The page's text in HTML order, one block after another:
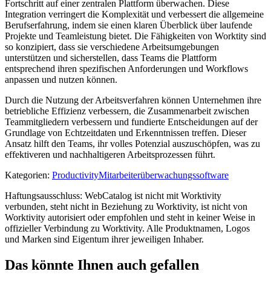
Fortschritt auf einer zentralen Plattform überwachen. Diese
Integration verringert die Komplexität und verbessert die allgemeine
Berufserfahrung, indem sie einen klaren Überblick über laufende
Projekte und Teamleistung bietet. Die Fähigkeiten von Worktity sind
so konzipiert, dass sie verschiedene Arbeitsumgebungen
unterstützen und sicherstellen, dass Teams die Plattform
entsprechend ihren spezifischen Anforderungen und Workflows
anpassen und nutzen können.
Durch die Nutzung der Arbeitsverfahren können Unternehmen ihre
betriebliche Effizienz verbessern, die Zusammenarbeit zwischen
Teammitgliedern verbessern und fundierte Entscheidungen auf der
Grundlage von Echtzeitdaten und Erkenntnissen treffen. Dieser
Ansatz hilft den Teams, ihr volles Potenzial auszuschöpfen, was zu
effektiveren und nachhaltigeren Arbeitsprozessen führt.
Kategorien: ProductivityMitarbeiterüberwachungssoftware
Haftungsausschluss: WebCatalog ist nicht mit Worktivity
verbunden, steht nicht in Beziehung zu Worktivity, ist nicht von
Worktivity autorisiert oder empfohlen und steht in keiner Weise in
offizieller Verbindung zu Worktivity. Alle Produktnamen, Logos
und Marken sind Eigentum ihrer jeweiligen Inhaber.
Das könnte Ihnen auch gefallen